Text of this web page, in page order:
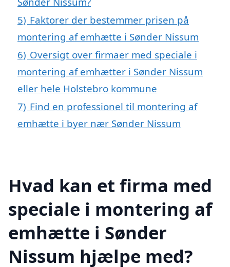
5) Faktorer der bestemmer prisen på
montering af emhætte i Sønder Nissum
6) Oversigt over firmaer med speciale i
montering af emhætter i Sønder Nissum
eller hele Holstebro kommune
7) Find en professionel til montering af
emhætte i byer nær Sønder Nissum
Hvad kan et firma med
speciale i montering af
emhætte i Sønder
Nissum hjælpe med?